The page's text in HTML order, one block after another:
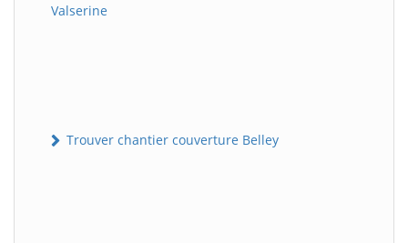
Valserine
Trouver chantier couverture Belley